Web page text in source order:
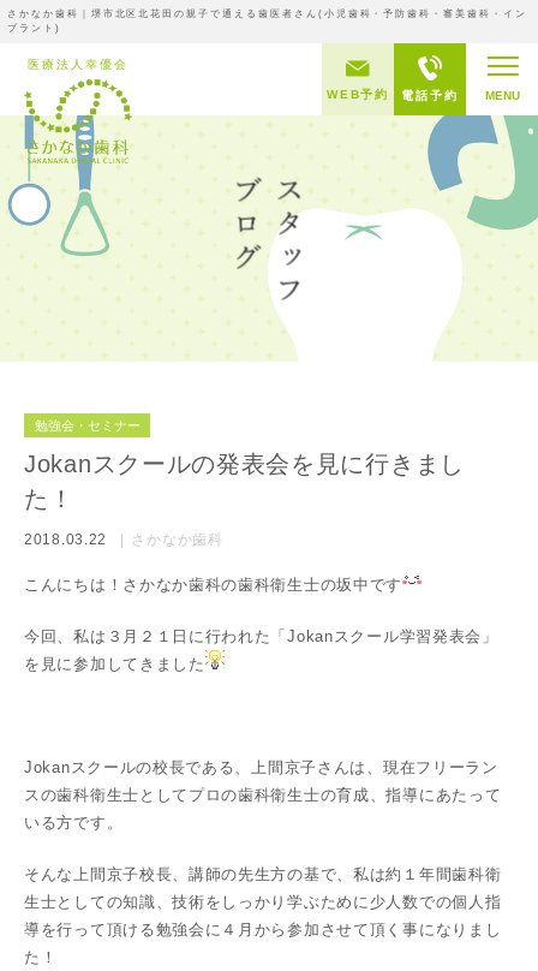
さかなか歯科｜堺市北区北花田の親子で通える歯医者さん(小児歯科・予防歯科・審美歯科・イン
プラント)
MENU
電話予約
WEB予約
勉強会・セミナー
Jokanスクールの発表会を見に行きまし
た！
2018.03.22 さかなか歯科
こんにちは！さかなか歯科の歯科衛生士の坂中です
今回、私は３月２１日に行われた「Jokanスクール学習発表会」
を見に参加してきました
Jokanスクールの校長である、上間京子さんは、現在フリーラン
スの歯科衛生士としてプロの歯科衛生士の育成、指導にあたって
いる方です。
そんな上間京子校長、講師の先生方の基で、私は約１年間歯科衛
生士としての知識、技術をしっかり学ぶために少人数での個人指
導を行って頂ける勉強会に４月から参加させて頂く事になりまし
た！